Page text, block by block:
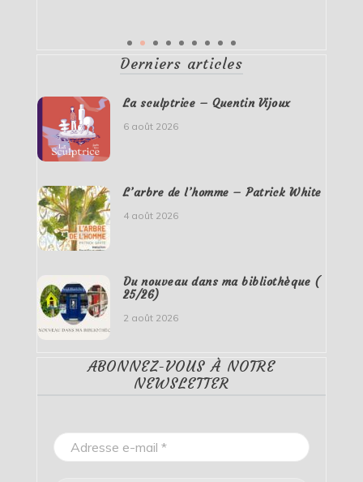
Derniers articles
La sculptrice – Quentin Vijoux
6 août 2026
L’arbre de l’homme – Patrick White
4 août 2026
Du nouveau dans ma bibliothèque (
25/26)
2 août 2026
ABONNEZ-VOUS À NOTRE
NEWSLETTER